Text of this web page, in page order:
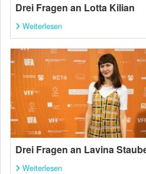
Drei Fragen an Lotta Kilian
Weiterlesen
Drei Fragen an Lavina
Weiterlesen